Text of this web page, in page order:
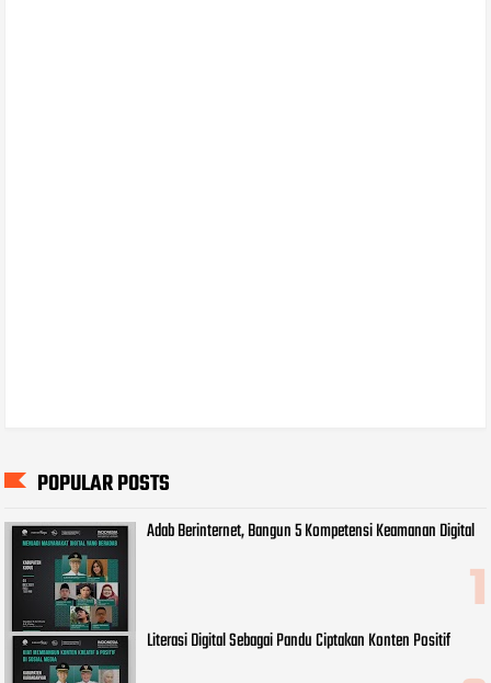
POPULAR POSTS
Adab Berinternet, Bangun 5 Kompetensi Keamanan Digital
Literasi Digital Sebagai Pandu Ciptakan Konten Positif